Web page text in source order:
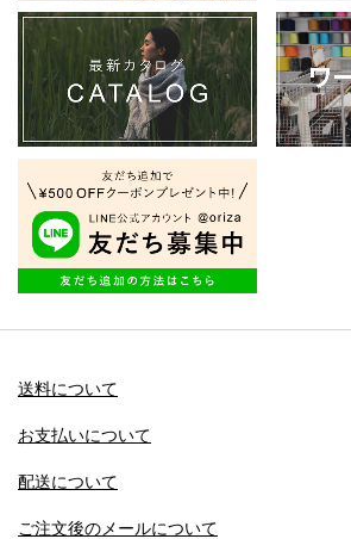
送料について
お支払いについて
配送について
ご注文後のメールについて